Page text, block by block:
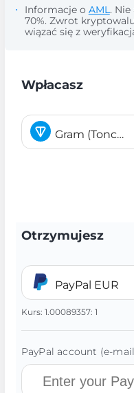
Informacje o AML.
70%. Zwrot
wiązać się z
Wpłacasz
Gram (Toncoin) GRAM
Otrzymujesz
PayPal EUR
Kurs: 1.00089357: 1
PayPal account (e-